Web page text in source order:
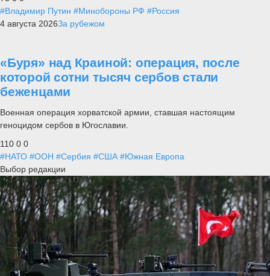
#Владимир Путин #Минобороны РФ #Россия
4 августа 2026За рубежом
«Буря» над Краиной: операция, после
которой сотни тысяч сербов стали
беженцами
Военная операция хорватской армии, ставшая настоящим
геноцидом сербов в Югославии.
110 0 0
#НАТО #ООН #Сербия #США #Южная Европа
Выбор редакции